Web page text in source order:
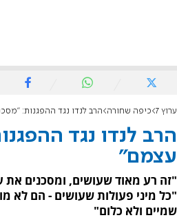
ערוץ 7 כיפה שחורה הרב לנדו נגד ההפגנות:
הרב לנדו נגד
עצמם"
"זה רע מאוד שעושים, ומסכנים
"כל מיני פעולות שעושים - הם לא
שמיים ולא כלום"